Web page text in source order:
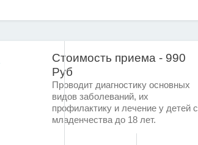
Стоимость приема - 990
Руб
Проводит диагностику основных
видов заболеваний, их
профилактику и лечение у детей с
младенчества до 18 лет.